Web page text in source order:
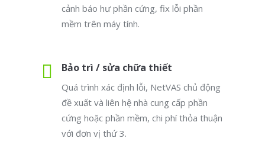
cảnh báo hư phần cứng, fix lỗi phần
mềm trên máy tính.
Bảo trì / sửa chữa thiết
Quá trình xác định lỗi, NetVAS chủ động
đề xuất và liên hệ nhà cung cấp phần
cứng hoặc phần mềm, chi phí thỏa thuận
với đơn vị thứ 3.